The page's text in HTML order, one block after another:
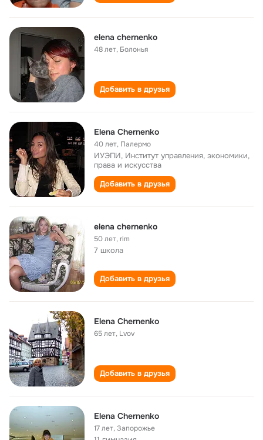
elena chernenko
48 лет, Болонья
Добавить в друзья
Elena Chernenko
40 лет, Палермо
ИУЭПИ, Институт управления, экономики,
права и искусства
Добавить в друзья
elena chernenko
50 лет,rim
7 школа
Добавить в друзья
Elena Chernenko
65 лет, Lvov
Добавить в друзья
Elena Chernenko
17 лет,Запорожье